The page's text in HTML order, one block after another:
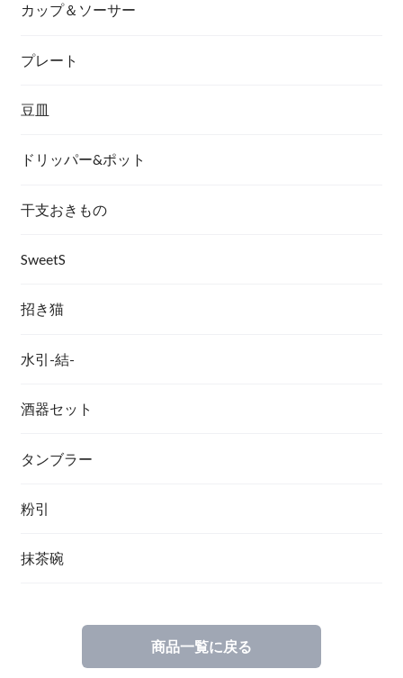
カップ＆ソーサー
プレート
豆皿
ドリッパー&ポット
干支おきもの
SweetS
招き猫
水引-結-
酒器セット
タンブラー
粉引
抹茶碗
商品一覧に戻る